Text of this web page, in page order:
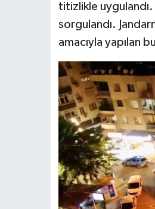
titizlikle
sorgulandı.
amacıyla yapılan